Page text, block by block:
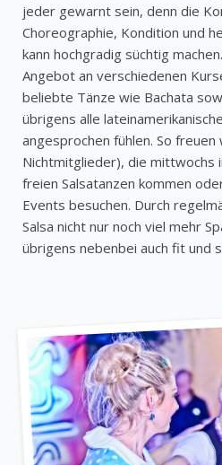
jeder gewarnt sein, denn die
Choreographie, Kondition und
kann hochgradig süchtig
Angebot an verschiedenen
beliebte Tänze wie Bachata
übrigens alle
angesprochen fühlen. So freuen
Nichtmitglieder), die mittwochs
freien Salsatanzen kommen
Events besuchen. Durch
Salsa nicht nur noch viel mehr
übrigens nebenbei auch fit und